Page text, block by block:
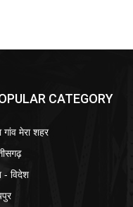
CATEGORY
गांव मेरा शहर
- विदेश